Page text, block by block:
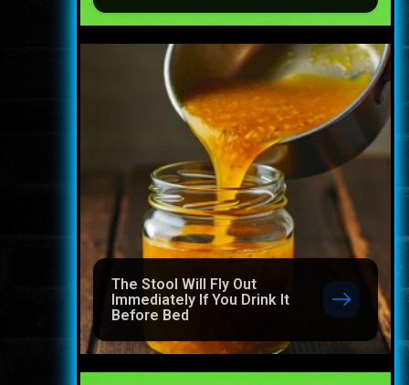
The Stool Will Fly Out
Immediately If You Drink It
Before Bed